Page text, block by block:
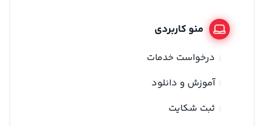
منو کاربردی
درخواست خدمات
آموزش و دانلود
ثبت شکایت